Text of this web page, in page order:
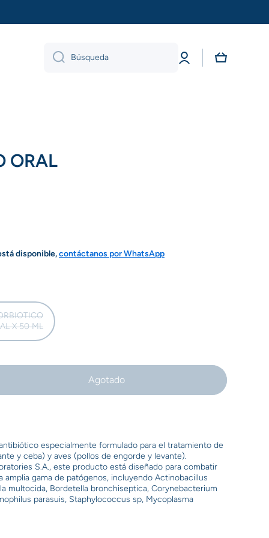
Búsqueda
Iniciar
sesión
Carrito
ORAL
disponible,contáctanos por WhatsApp
X 50 ML
Agotado
especialmente formulado para el tratamiento de
y ceba) y aves (pollos de engorde y levante).
S.A., este producto está diseñado para combatir
amplia gama de patógenos, incluyendo Actinobacillus
multocida, Bordetella bronchiseptica, Corynebacterium
parasuis, Staphylococcus sp, Mycoplasma